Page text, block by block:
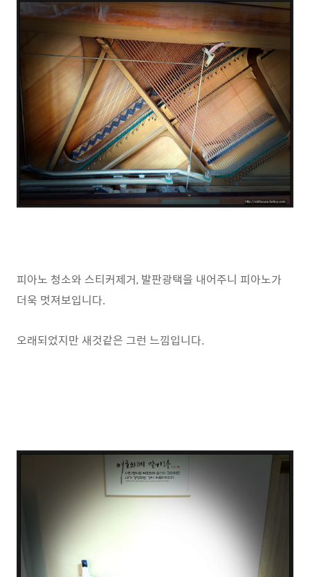
피아노 청소와 스티커제거, 발판광택을 내어주니 피아노가
더욱 멋져보입니다.
오래되었지만 새것같은 그런 느낌입니다.